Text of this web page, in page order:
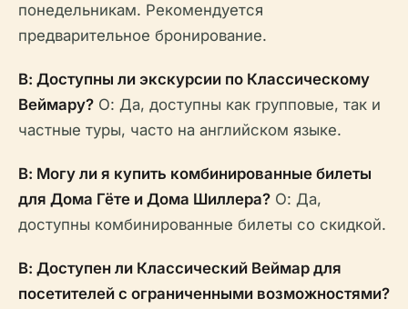
понедельникам. Рекомендуется
предварительное бронирование.
В: Доступны ли экскурсии по Классическому
Веймару? О: Да, доступны как групповые, так и
частные туры, часто на английском языке.
В: Могу ли я купить комбинированные билеты
для Дома Гёте и Дома Шиллера? О: Да,
доступны комбинированные билеты со скидкой.
В: Доступен ли Классический Веймар для
посетителей с ограниченными возможностями?